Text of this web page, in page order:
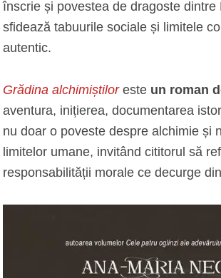
înscrie și povestea de dragoste
sfidează tabuurile sociale și limitele
autentic.
Grădina alchimiștiloreste un roman
aventura, inițierea, documentarea
nu doar o poveste despre alchimie și
limitelor umane, invitând cititorul să
responsabilității morale ce decurge